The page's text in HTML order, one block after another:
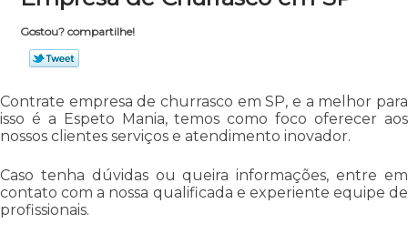
Gostou? compartilhe!
Contrate empresa de churrasco em SP, e a melhor para
isso é a Espeto Mania, temos como foco oferecer aos
nossos clientes serviços e atendimento inovador.
Caso tenha dúvidas ou queira informações, entre em
contato com a nossa qualificada e experiente equipe de
profissionais.